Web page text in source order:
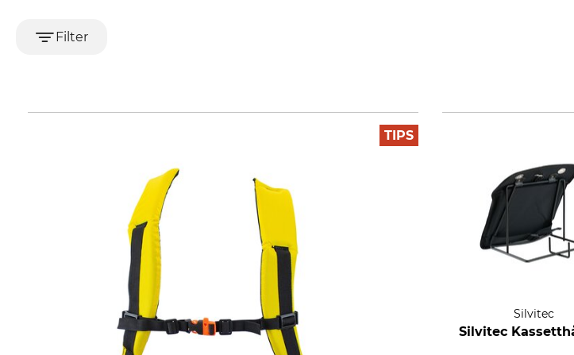
Filter
TIPS
Silvitec
Silvitec